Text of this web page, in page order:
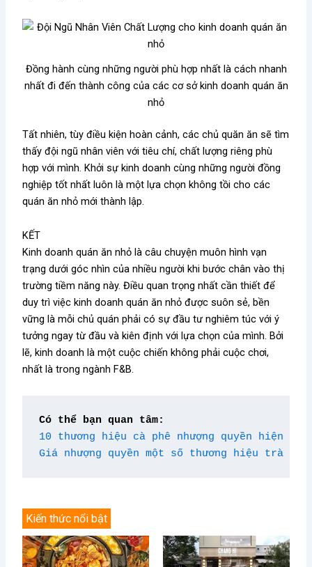
Đồng hành cùng những người phù hợp nhất là cách nhanh
nhất đi đến thành công của các cơ sở kinh doanh quán ăn
nhỏ
Tất nhiên, tùy điều kiện hoàn cảnh, các chủ quăn ăn sẽ tìm
thấy đội ngũ nhân viên với tiêu chí, chất lượng riêng phù
hợp với mình. Khởi sự kinh doanh cùng những người đồng
nghiệp tốt nhất luôn là một lựa chọn không tồi cho các
quán ăn nhỏ mới thành lập.
KẾT
Kinh doanh quán ăn nhỏ là câu chuyện muôn hình vạn
trạng dưới góc nhìn của nhiều người khi bước chân vào thị
trường tiềm năng này. Điều quan trọng nhất cần thiết để
duy trì việc kinh doanh quán ăn nhỏ được suôn sẻ, bền
vững là mỗi chủ quán phải có sự đầu tư nghiêm túc với ý
tưởng ngay từ đầu và kiên định với lựa chọn của mình. Bởi
lẽ, kinh doanh là một cuộc chiến không phải cuộc chơi,
nhất là trong ngành F&B.
Có thể bạn quan tâm:
10 thương hiệu cà phê nhượng quyền hiện nay
Giá nhượng quyền một số thương hiệu trà sữa
Kiến thức nổi bật